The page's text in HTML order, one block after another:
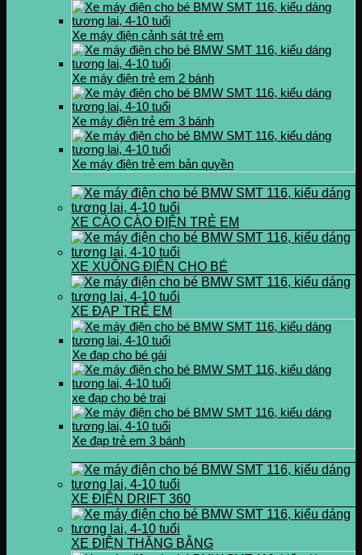
Xe máy điện cảnh sát trẻ em
Xe máy điện trẻ em 2 bánh
Xe máy điện trẻ em 3 bánh
Xe máy điện trẻ em bản quyền
XE CÀO CÀO ĐIỆN TRẺ EM
XE XUỒNG ĐIỆN CHO BÉ
XE ĐẠP TRẺ EM
Xe đạp cho bé gái
xe đạp cho bé trai
Xe đạp trẻ em 3 bánh
XE ĐIỆN DRIFT 360
XE ĐIỆN THĂNG BẰNG